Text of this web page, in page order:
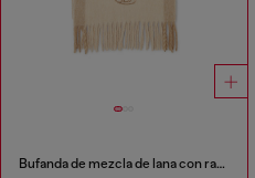
Bufanda de mezcla de lana con rayas en contraste